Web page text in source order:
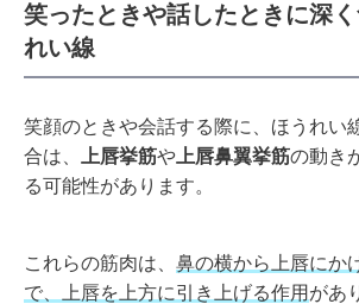
笑ったときや話したときに深
れい線
笑顔のときや会話する際に、ほうれい
合は、
上唇挙筋や 上唇鼻翼挙筋の動き
る可能性があります。
これらの筋肉は、 鼻の横から上唇にか
で、上唇を上方に引き上げる作用 があ